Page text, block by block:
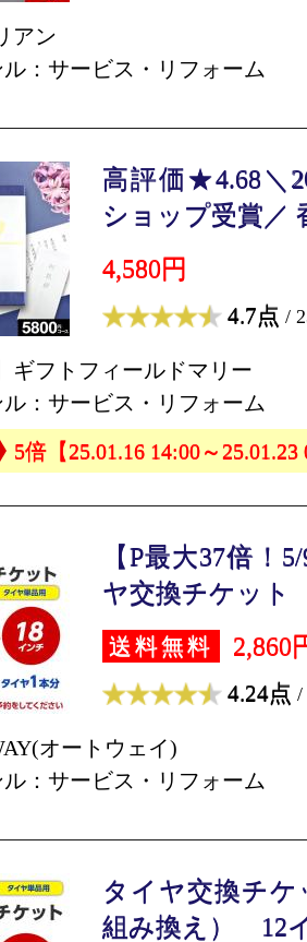
アン
：サービス・リフォーム
高評価★4.68＼
ショップ受賞／
4,580円
4.7点 /
ギフトフィールドマリー
：サービス・リフォーム
5倍【25.01.16 14:00～25.01.23
【P最大37倍！
ヤ交換チケット
送料無料 2,860
4.24点 /
オートウェイ)
：サービス・リフォーム
タイヤ交換チ
組み換え） 12